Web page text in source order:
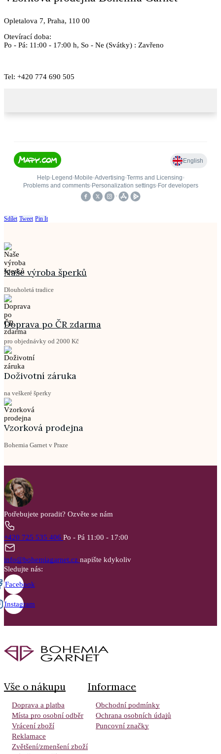
Opletalova 7, Praha, 110 00
Otevírací doba:
Po - Pá: 11:00 - 17:00 h, So - Ne (Svátky) : Zavřeno
Tel: +420 774 690 505
Sdílet Tweet Pin It
Naše výroba šperků
Dlouholetá tradice
Doprava po ČR zdarma
pro objednávky od 2000 Kč
Doživotní záruka
na veškeré šperky
Vzorková prodejna
Bohemia Garnet v Praze
Potřebujete poradit? Ozvěte se nám
+420 725 535 406 Po - Pá 11:00 - 17:00
info@bohemiagarnet.cz napište kdykoliv
Sledujte nás:
Facebook
Instagram
Vše o nákupu
Doprava a platba
Místa pro osobní odběr
Vrácení zboží
Reklamace
Zvětšení/zmenšení zboží
Informace
Obchodní podmínky
Ochrana osobních údajů
Puncovní značky